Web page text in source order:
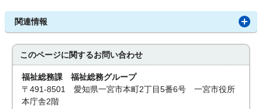
関連情報
このページに関するお問い合わせ
福祉総務課 福祉総務グループ
〒491-8501 愛知県一宮市本町2丁目5番6号 一宮市役所
本庁舎2階